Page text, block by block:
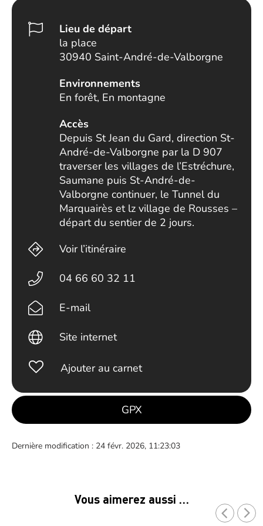
Lieu de départ
la place
30940 Saint-André-de-Valborgne
Environnements
En forêt, En montagne
Accès
Depuis St Jean du Gard, direction St-
André-de-Valborgne par la D 907
traverser les villages de l’Estréchure,
Saumane puis St-André-de-
Valborgne continuer, le Tunnel du
Marquairès et lz village de Rousses –
départ du sentier de 2 jours.
Voir l’itinéraire
04 66 60 32 11
E-mail
Site internet
Ajouter au carnet
GPX
Dernière modification : 24 févr. 2026, 11:23:03
Vous aimerez aussi …